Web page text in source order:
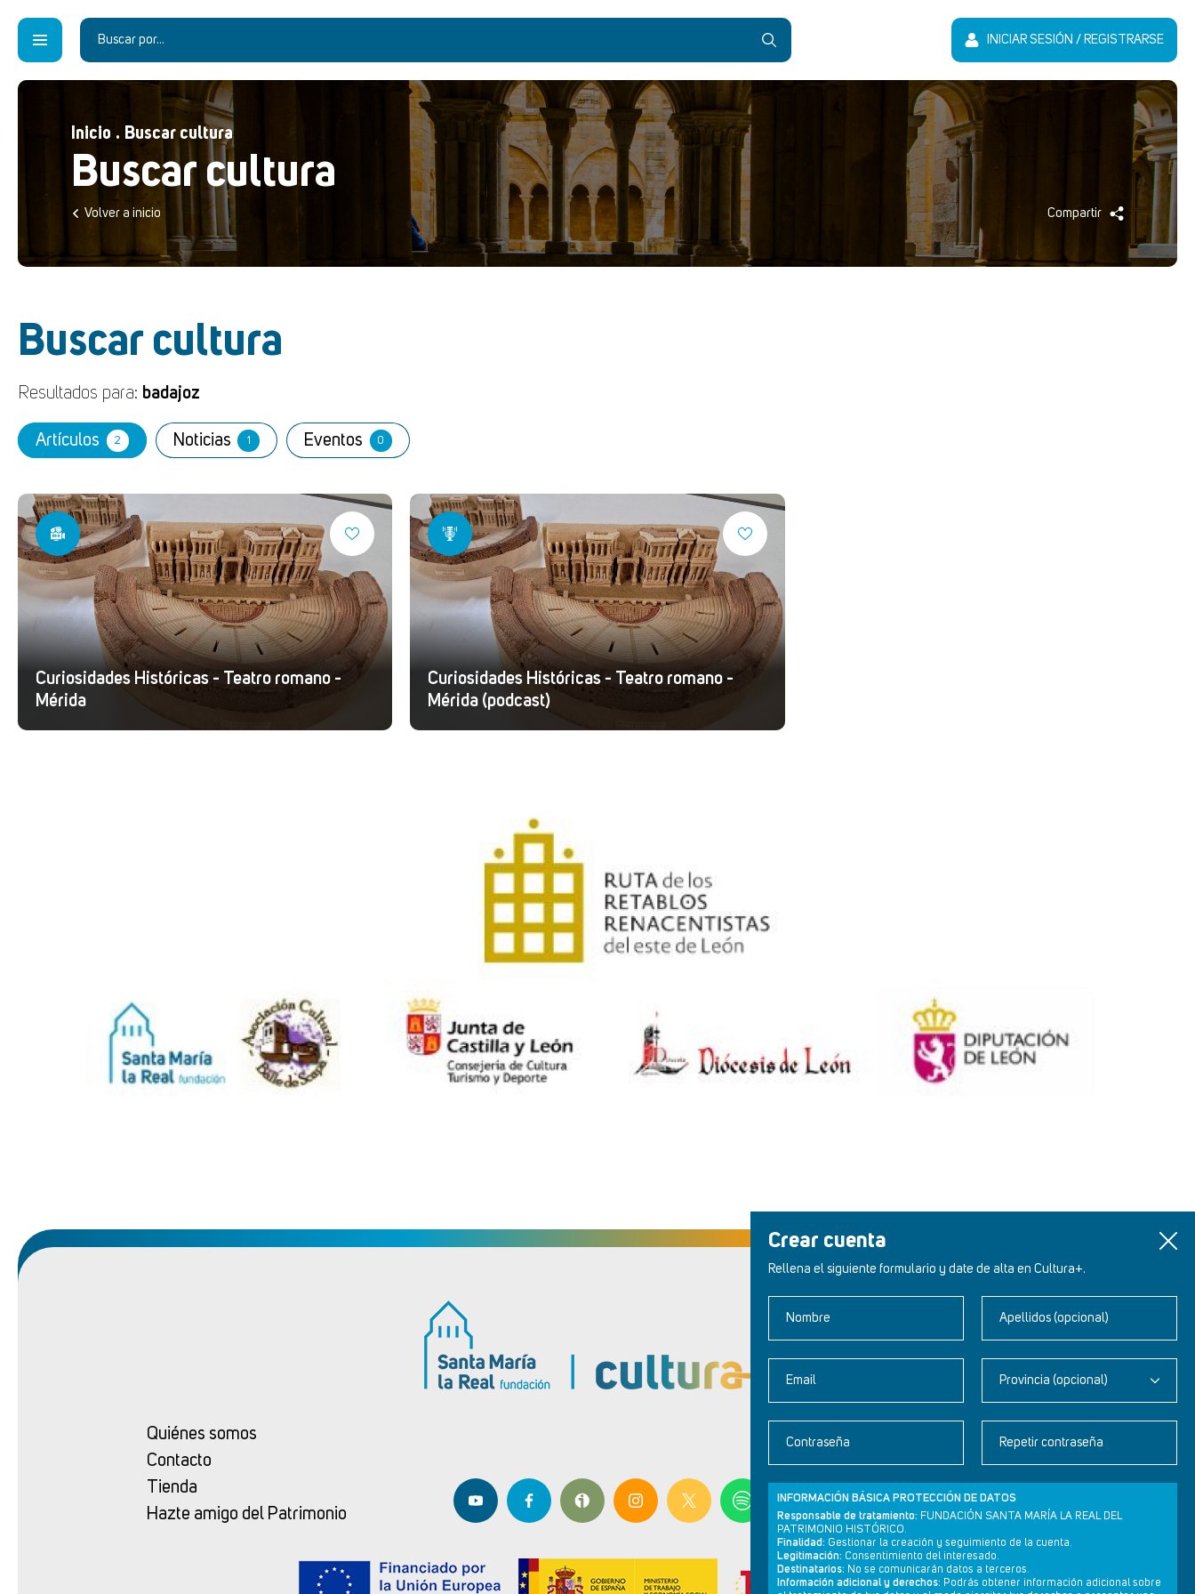
Crear cuenta
Rellena el siguiente formulario y date de alta en Cultura+.
Nombre Apellidos (opcional)
Email Provincia (opcional)
Contraseña Repetir contraseña
INFORMACIÓN BÁSICA PROTECCIÓN DE DATOS
Responsable de tratamiento: FUNDACIÓN SANTA MARÍA LA REAL DEL
PATRIMONIO HISTÓRICO.
Finalidad: Gestionar la creación y seguimiento de la cuenta.
Legitimación: Consentimiento del interesado.
Destinatarios: No se comunicarán datos a terceros.
Información adicional y derechos: Podrás obtener información adicional sobre
INICIAR SESIÓN / REGISTRARSE
Inicio . Buscar cultura
Buscar cultura
Volver a inicio Compartir
Buscar cultura
Resultados para: badajoz
Artículos 2 Noticias 1 Eventos 0
Curiosidades Históricas - Teatro romano -
Mérida
Curiosidades Históricas - Teatro romano -
Mérida (podcast)
Quiénes somos
Contacto
Tienda
Hazte amigo del Patrimonio
Newsletter
Aviso legal
Política de privacidad
Política de cookies